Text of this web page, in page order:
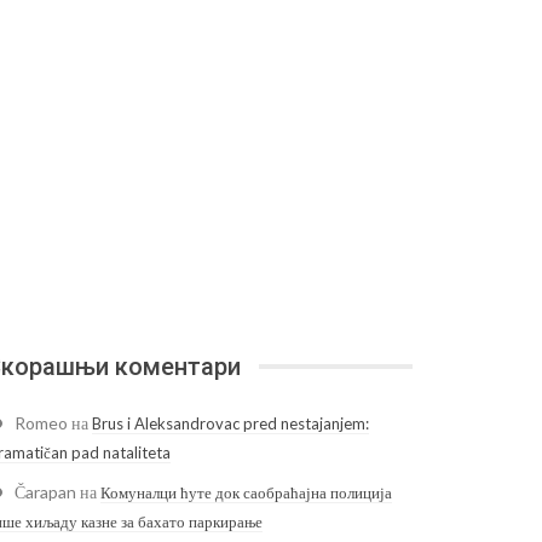
коментари
Romeo наBrus i Aleksandrovac pred nestajanjem:
pad nataliteta
Čarapan наКомуналци ћуте док саобраћајна полиција
хиљаду казне за бахато паркирање